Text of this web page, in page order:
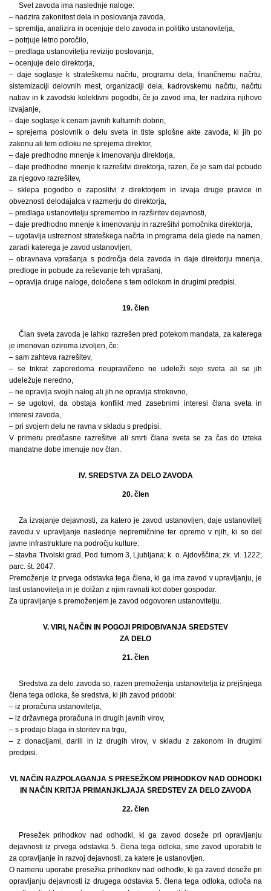
Svet zavoda ima naslednje naloge:
– nadzira zakonitost dela in poslovanja zavoda,
– spremlja, analizira in ocenjuje delo zavoda in politiko ustanovitelja,
– potrjuje letno poročilo,
– predlaga ustanovitelju revizijo poslovanja,
– ocenjuje delo direktorja,
– daje soglasje k strateškemu načrtu, programu dela, finančnemu načrtu,
sistemizaciji delovnih mest, organizaciji dela, kadrovskemu načrtu, načrtu
nabav in k zavodski kolektivni pogodbi, če jo zavod ima, ter nadzira njihovo
izvajanje,
– daje soglasje k cenam javnih kulturnih dobrin,
– sprejema poslovnik o delu sveta in tiste splošne akte zavoda, ki jih po
zakonu ali tem odloku ne sprejema direktor,
– daje predhodno mnenje k imenovanju direktorja,
– daje predhodno mnenje k razrešitvi direktorja, razen, če je sam dal pobudo
za njegovo razrešitev,
– sklepa pogodbo o zaposlitvi z direktorjem in izvaja druge pravice in
obveznosti delodajalca v razmerju do direktorja,
– predlaga ustanovitelju spremembo in razširitev dejavnosti,
– daje predhodno mnenje k imenovanju in razrešitvi pomočnika direktorja,
– ugotavlja ustreznost strateškega načrta in programa dela glede na namen,
zaradi katerega je zavod ustanovljen,
– obravnava vprašanja s področja dela zavoda in daje direktorju mnenja,
predloge in pobude za reševanje teh vprašanj,
– opravlja druge naloge, določene s tem odlokom in drugimi predpisi.
19. člen
Član sveta zavoda je lahko razrešen pred potekom mandata, za katerega
je imenovan oziroma izvoljen, če:
– sam zahteva razrešitev,
– se trikrat zaporedoma neupravičeno ne udeleži seje sveta ali se jih
udeležuje neredno,
– ne opravlja svojih nalog ali jih ne opravlja strokovno,
– se ugotovi, da obstaja konflikt med zasebnimi interesi člana sveta in
interesi zavoda,
– pri svojem delu ne ravna v skladu s predpisi.
V primeru predčasne razrešitve ali smrti člana sveta se za čas do izteka
mandatne dobe imenuje nov član.
IV. SREDSTVA ZA DELO ZAVODA
20. člen
Za izvajanje dejavnosti, za katero je zavod ustanovljen, daje ustanovitelj
zavodu v upravljanje naslednje nepremičnine ter opremo v njih, ki so del
javne infrastrukture na področju kulture:
– stavba Tivolski grad, Pod turnom 3, Ljubljana; k. o. Ajdovščina; zk. vl. 1222;
parc. št. 2047.
Premoženje iz prvega odstavka tega člena, ki ga ima zavod v upravljanju, je
last ustanovitelja in je dolžan z njim ravnati kot dober gospodar.
Za upravljanje s premoženjem je zavod odgovoren ustanovitelju.
V. VIRI, NAČIN IN POGOJI PRIDOBIVANJA SREDSTEV
ZA DELO
21. člen
Sredstva za delo zavoda so, razen premoženja ustanovitelja iz prejšnjega
člena tega odloka, še sredstva, ki jih zavod pridobi:
– iz proračuna ustanovitelja,
– iz državnega proračuna in drugih javnih virov,
– s prodajo blaga in storitev na trgu,
– z donacijami, darili in iz drugih virov, v skladu z zakonom in drugimi
predpisi.
VI. NAČIN RAZPOLAGANJA S PRESEŽKOM PRIHODKOV NAD ODHODKI
IN NAČIN KRITJA PRIMANJKLJAJA SREDSTEV ZA DELO ZAVODA
22. člen
Presežek prihodkov nad odhodki, ki ga zavod doseže pri opravljanju
dejavnosti iz prvega odstavka 5. člena tega odloka, sme zavod uporabiti le
za opravljanje in razvoj dejavnosti, za katere je ustanovljen.
O namenu uporabe presežka prihodkov nad odhodki, ki ga zavod doseže pri
opravljanju dejavnosti iz drugega odstavka 5. člena tega odloka, odloča na